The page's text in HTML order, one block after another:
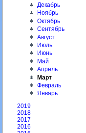
Декабрь
Ноябрь
Октябрь
Сентябрь
Август
Июль
Июнь
Май
Апрель
Март
Февраль
Январь
2019
2018
2017
2016